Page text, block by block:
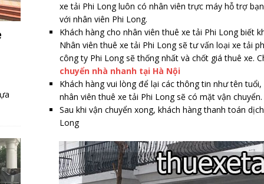
xe tải Phi Long luôn có nhân viên trực máy hỗ trợ
với nhân viên Phi Long.
Khách hàng cho nhân viên thuê xe tải Phi Long biết
Nhân viên thuê xe tải Phi Long sẽ tư vấn loại xe tải
công ty Phi Long sẽ thống nhất và chốt giá thuê xe.
chuyển nhà nhanh tại Hà Nội
Khách hàng vui lòng để lại các thông tin như tên
nhân viên thuê xe tải Phi Long sẽ có mặt vận chuyển.
Sau khi vận chuyển xong, khách hàng thanh toán
Long